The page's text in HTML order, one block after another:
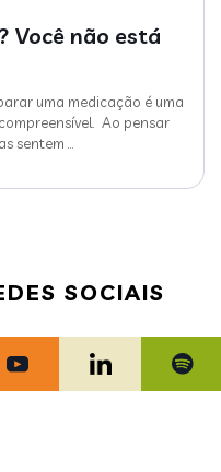
Você não está
uma medicação é uma
Ao pensar
sentem …
SOCIAIS